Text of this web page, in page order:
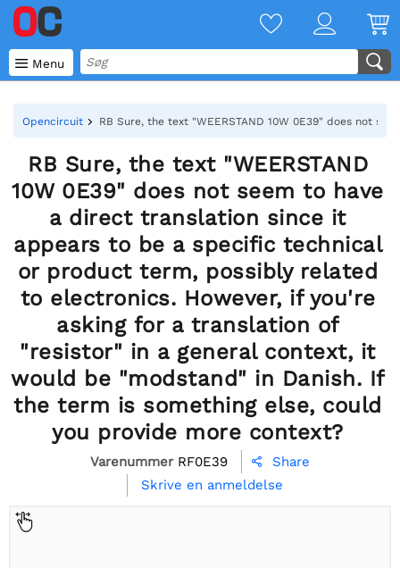
 Menu
Opencircuit RB Sure, the text "WEERSTAND 10W 0E39" does not
RB Sure, the text "WEERSTAND
10W 0E39" does not seem to have
a direct translation since it
appears to be a specific technical
or product term, possibly related
to electronics. However, if you're
asking for a translation of
"resistor" in a general context, it
would be "modstand" in Danish. If
the term is something else, could
you provide more context?
Varenummer RF0E39 
Share
Skrive en anmeldelse